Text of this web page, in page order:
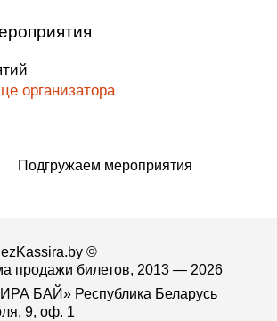
организатора
Подгружаем мероприятия
©
продажи билетов, 2013 — 2026
БАЙ» Республика Беларусь
9, оф. 1